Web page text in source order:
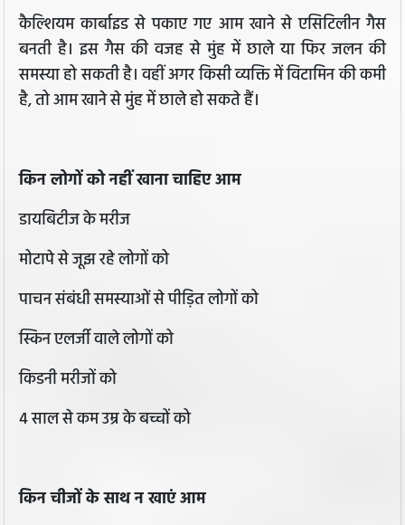
कैल्शियम कार्बाइड से पकाए गए आम खाने से एसिटिलीन गैस
बनती है। इस गैस की वजह से मुंह में छाले या फिर जलन की
समस्या हो सकती है। वहीं अगर किसी व्यक्ति में विटामिन की कमी
है, तो आम खाने से मुंह में छाले हो सकते हैं।
किन लोगों को नहीं खाना चाहिए आम
डायबिटीज के मरीज
मोटापे से जूझ रहे लोगों को
पाचन संबंधी समस्याओं से पीड़ित लोगों को
स्किन एलर्जी वाले लोगों को
किडनी मरीजों को
4 साल से कम उम्र के बच्चों को
किन चीजों के साथ न खाएं आम